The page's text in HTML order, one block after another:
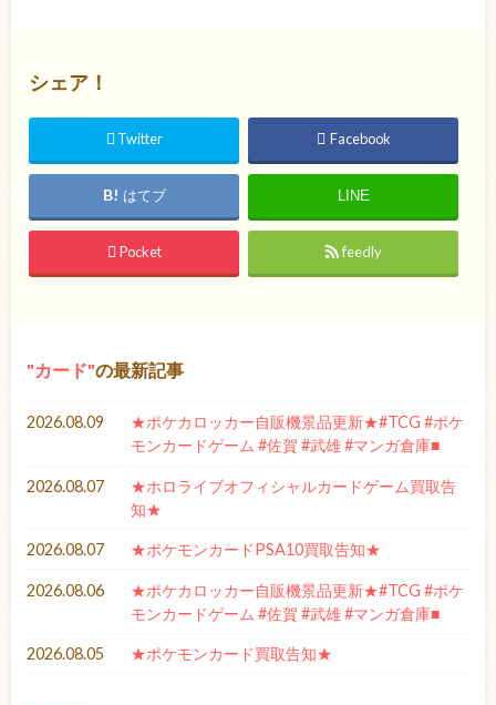
シェア！
Twitter Facebook
はてブ LINE
Pocket feedly
カード の最新記事
2026.08.09
★ポケカロッカー自販機景品更新★#TCG #ポケ
モンカードゲーム #佐賀 #武雄 #マンガ倉庫■
2026.08.07
★ホロライブオフィシャルカードゲーム買取告
知★
2026.08.07 ★ポケモンカードPSA10買取告知★
2026.08.06
★ポケカロッカー自販機景品更新★#TCG #ポケ
モンカードゲーム #佐賀 #武雄 #マンガ倉庫■
2026.08.05 ★ポケモンカード買取告知★